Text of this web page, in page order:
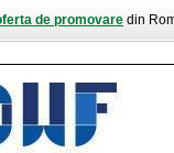
de promovare din